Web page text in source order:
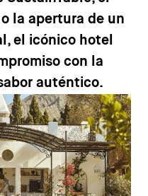
la apertura de un
el icónico hotel
con la
auténtico.